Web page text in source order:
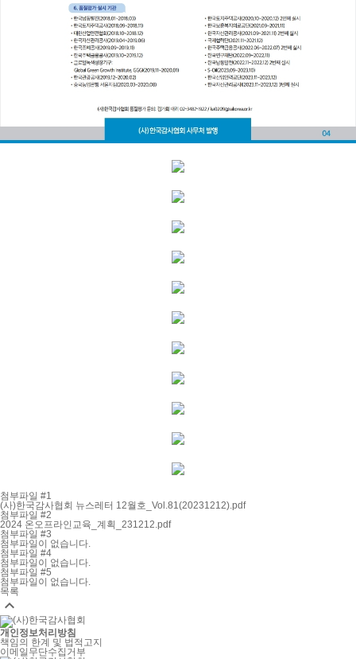
첨부파일 #1
(사)한국감사협회 뉴스레터 12월호_Vol.81(20231212).pdf
첨부파일 #2
2024 온오프라인교육_계획_231212.pdf
첨부파일 #3
첨부파일이 없습니다.
첨부파일 #4
첨부파일이 없습니다.
첨부파일 #5
첨부파일이 없습니다.
목록

개인정보처리방침
책임의 한계 및 법적고지
이메일무단수집거부